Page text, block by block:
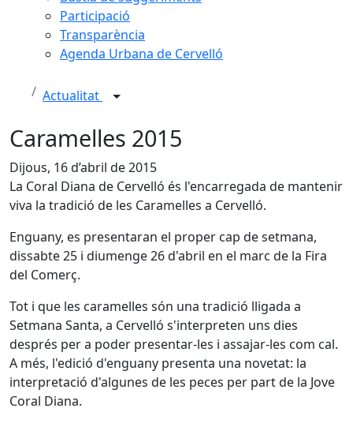
Participació
Transparència
Agenda Urbana de Cervelló
Actualitat
Caramelles 2015
Dijous, 16 d’abril de 2015
La Coral Diana de Cervelló és l'encarregada de mantenir
viva la tradició de les Caramelles a Cervelló.
Enguany, es presentaran el proper cap de setmana,
dissabte 25 i diumenge 26 d'abril en el marc de la Fira
del Comerç.
Tot i que les caramelles són una tradició lligada a
Setmana Santa, a Cervelló s'interpreten uns dies
després per a poder presentar-les i assajar-les com cal.
A més, l'edició d'enguany presenta una novetat: la
interpretació d'algunes de les peces per part de la Jove
Coral Diana.